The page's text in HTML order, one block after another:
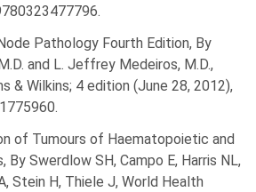
Pathology Fourth Edition, By
and L. Jeffrey Medeiros, M.D.,
& Wilkins; 4 edition (June 28, 2012),
of Tumours of Haematopoietic and
By Swerdlow SH, Campo E, Harris NL,
Stein H, Thiele J, World Health